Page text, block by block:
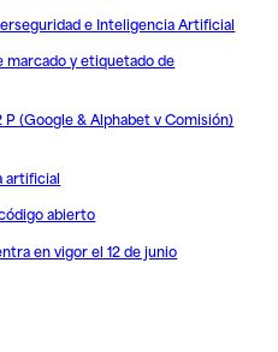
e Inteligencia Artificial
marcado y etiquetado de
(Google & Alphabet v Comisión)
artificial
abierto
en vigor el 12 de junio